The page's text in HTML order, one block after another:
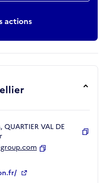
actions
VAL DE